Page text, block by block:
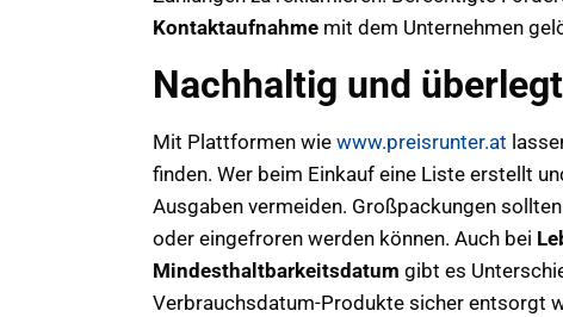
Kontaktaufnahme mit dem Unternehmen
Nachhaltig und
Mit Plattformen wie www.preisrunter.at
finden. Wer beim Einkauf eine Liste erstellt
Ausgaben vermeiden. Großpackungen
oder eingefroren werden können. Auch bei
Mindesthaltbarkeitsdatum gibt es
Verbrauchsdatum-Produkte sicher entsorgt